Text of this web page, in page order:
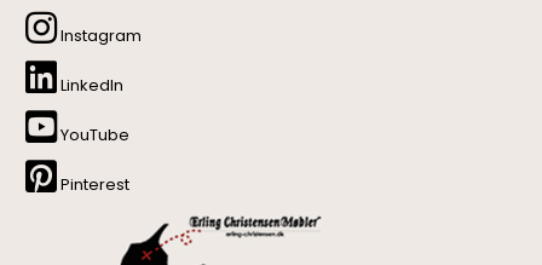
Instagram
LinkedIn
YouTube
Pinterest